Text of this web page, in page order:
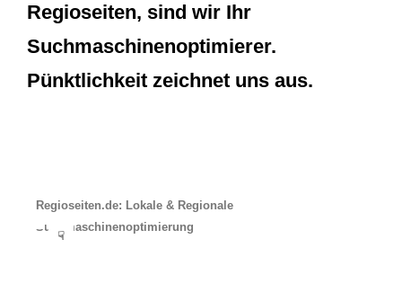
Regioseiten, sind wir Ihr
Suchmaschinenoptimierer.
Pünktlichkeit zeichnet uns aus.
Regioseiten.de: Lokale & Regionale
Suchmaschinenoptimierung
☟